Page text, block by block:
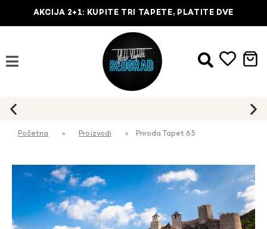
AKCIJA 2+1: KUPITE TRI TAPETE, PLATITE DVE
Početna » Proizvodi » Priroda Tapet 65